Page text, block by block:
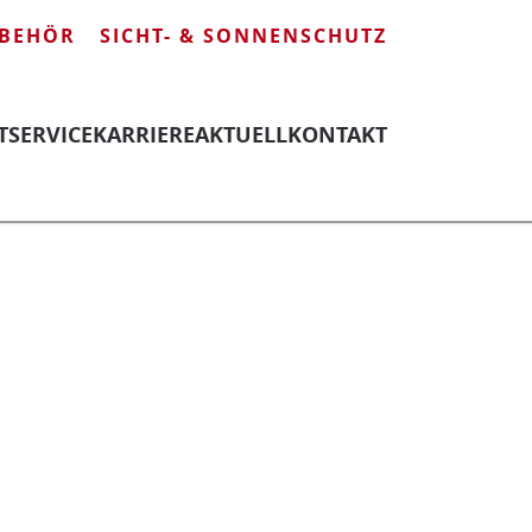
SICHT- & SONNENSCHUTZ
SERVICEKARRIEREAKTUELLKONTAKT